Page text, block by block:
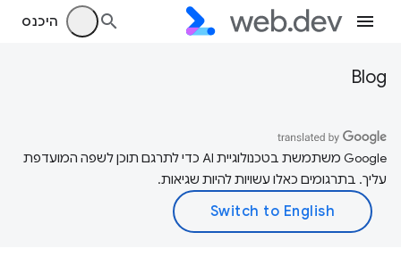
היכנס
Blog
‫Google משתמשת בטכנולוגיית AI כדי לתרגם תוכן לשפה המועדפת
עליך. בתרגומים כאלו עשויות להיות שגיאות.